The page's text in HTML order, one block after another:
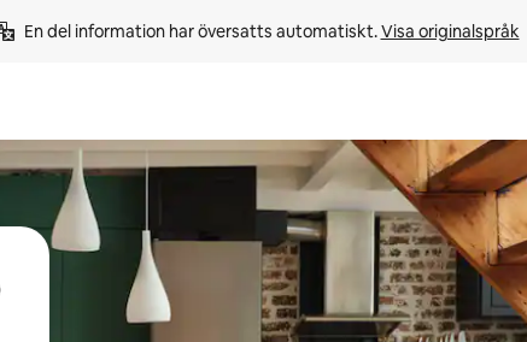
En del information har översatts automatiskt. Visa originalspråk